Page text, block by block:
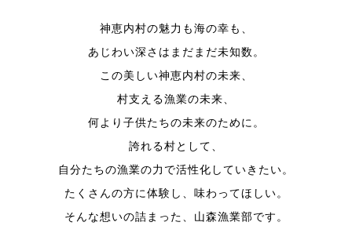
神恵内村の魅力も海の幸も、
あじわい深さはまだまだ未知数。
この美しい神恵内村の未来、
村支える漁業の未来、
何より子供たちの未来のために。
誇れる村として、
自分たちの漁業の力で活性化していきたい。
たくさんの方に体験し、味わってほしい。
そんな想いの詰まった、山森漁業部です。